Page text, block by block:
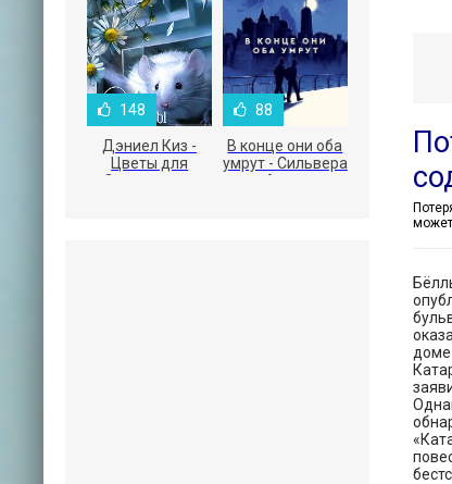
доме
148
Дэниел Киз -
Цветы для
Элджернона
88
В конце они оба
умрут - Сильвера
Адам